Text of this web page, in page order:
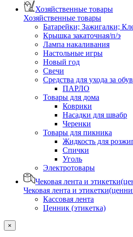
Хозяйственные товары
Хозяйственные товары
Батарейки; Зажигалки;
Крышка закаточная/п/э
Лампа накаливания
Настольные игры
Новый год
Свечи
Средства для ухода за
ПАРЛО
Товары для дома
Коврики
Насадки для швабр
Черенки
Товары для пикника
Жидкость для
Спички
Уголь
Электротовары
Чековая лента и
Чековая лента и
Кассовая лента
Ценник (этикетка)
×